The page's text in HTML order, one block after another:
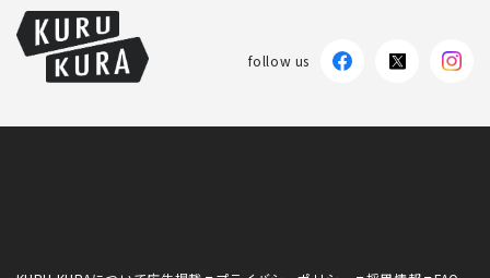
follow us